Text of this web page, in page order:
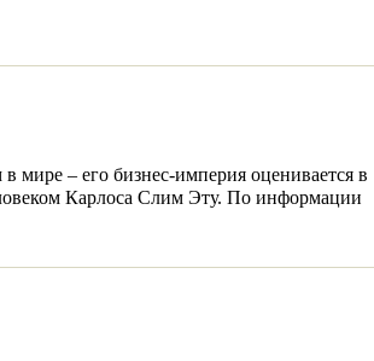
мире – его бизнес-империя оценивается в
Карлоса Слим Эту. По информации